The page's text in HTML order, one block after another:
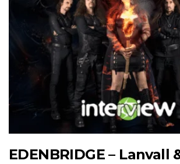
EDENBRIDGE – Lanvall